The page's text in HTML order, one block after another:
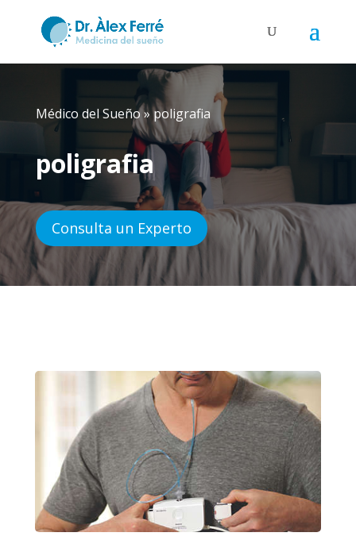
Médico del Sueño» poligrafia
poligrafia
Consulta un Experto